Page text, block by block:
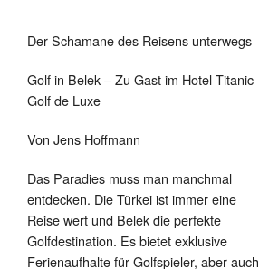
Der Schamane des Reisens unterwegs
Golf in Belek – Zu Gast im Hotel Titanic
Golf de Luxe
Von Jens Hoffmann
Das Paradies muss man manchmal
entdecken. Die Türkei ist immer eine
Reise wert und Belek die perfekte
Golfdestination. Es bietet exklusive
Ferienaufhalte für Golfspieler, aber auch